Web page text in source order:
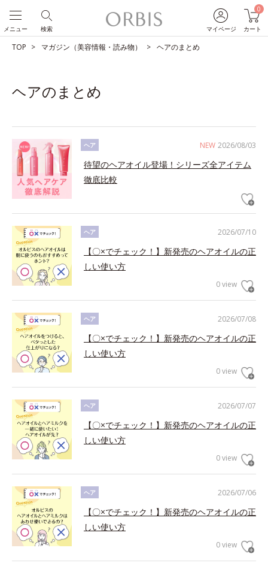
マイページ
0
カート
検索
メニュー
TOP マガジン（美容情報・読み物） ヘアのまとめ
ヘアのまとめ
NEW 2026/08/03
ヘア
待望のヘアオイル登場！シリーズ全アイテム
徹底比較
2026/07/10
ヘア
【〇×でチェック！】新発売のヘアオイルの正
しい使い方
0 view
2026/07/08
ヘア
【〇×でチェック！】新発売のヘアオイルの正
しい使い方
0 view
2026/07/07
ヘア
【〇×でチェック！】新発売のヘアオイルの正
しい使い方
0 view
2026/07/06
ヘア
【〇×でチェック！】新発売のヘアオイルの正
しい使い方
0 view